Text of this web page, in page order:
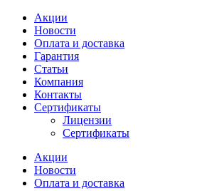
Акции
Новости
Оплата и доставка
Гарантия
Статьи
Компания
Контакты
Сертификаты
Лицензии
Сертификаты
Акции
Новости
Оплата и доставка